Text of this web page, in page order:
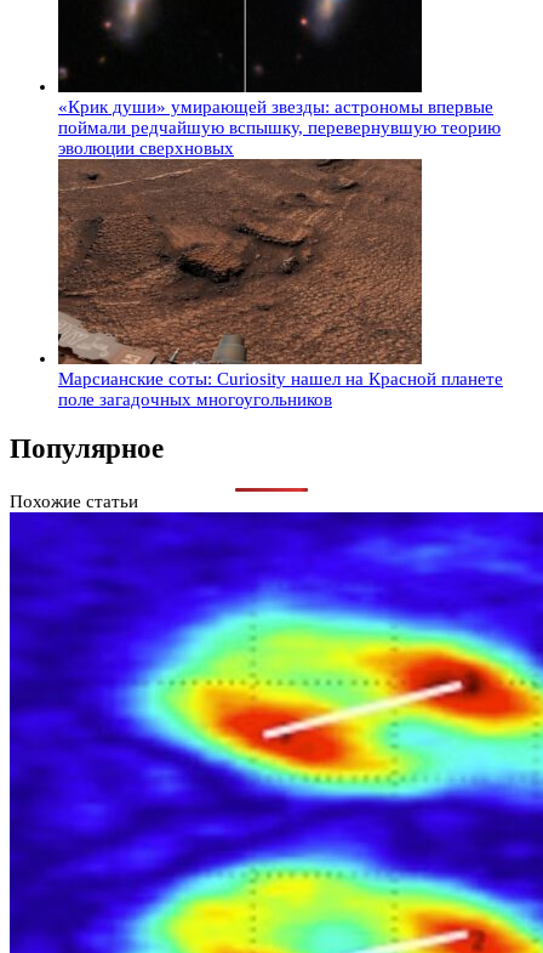
«Крик души» умирающей звезды: астрономы впервые
поймали редчайшую вспышку, перевернувшую теорию
эволюции сверхновых
Марсианские соты: Curiosity нашел на Красной планете
поле загадочных многоугольников
Популярное
Похожие статьи